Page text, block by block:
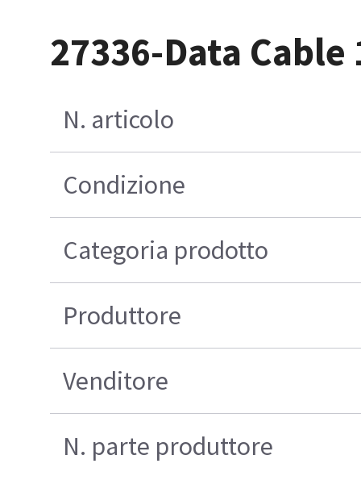
27336-Data
N. articolo
Condizione
Categoria prodotto
Produttore
Venditore
N. parte produttore